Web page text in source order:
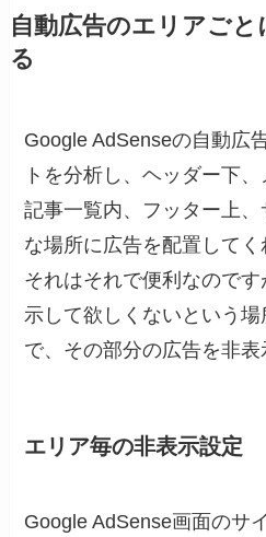
自動広告のエリアごと
る
Google AdSenseの自動広
トを分析し、ヘッダー下、
記事一覧内、フッター上
な場所に広告を配置してく
それはそれで便利なので
示して欲しくないという
で、その部分の広告を非表
エリア毎の非表示設定
Google AdSense画面のサ